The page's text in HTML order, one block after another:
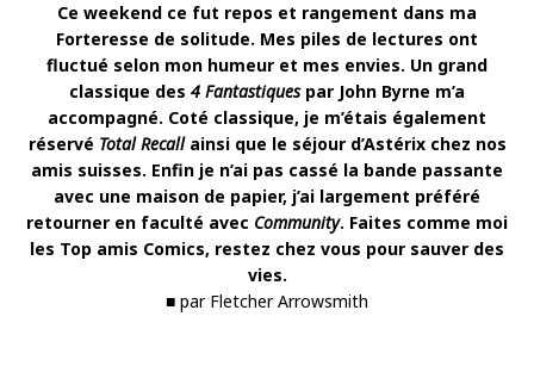
Ce weekend ce fut repos et rangement dans ma
Forteresse de solitude. Mes piles de lectures ont
fluctué selon mon humeur et mes envies. Un grand
classique des 4 Fantastiquespar John Byrne m’a
accompagné. Coté classique, je m’étais également
réservé Total Recallainsi que le séjour d’Astérix chez nos
amis suisses. Enfin je n’ai pas cassé la bande passante
avec une maison de papier, j’ai largement préféré
retourner en faculté avec Community. Faites comme moi
les Top amis Comics, restez chez vous pour sauver des
vies.
■ par Fletcher Arrowsmith